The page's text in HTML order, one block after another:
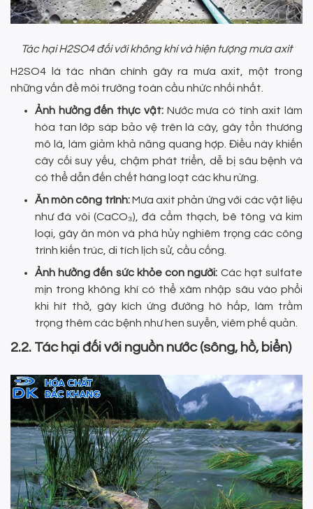
Tác hại H2SO4 đối với không khí và hiện tượng mưa axit
H2SO4 là tác nhân chính gây ra mưa axit, một trong
những vấn đề môi trường toàn cầu nhức nhối nhất.
Ảnh hưởng đến thực vật: Nước mưa có tính axit làm
hòa tan lớp sáp bảo vệ trên lá cây, gây tổn thương
mô lá, làm giảm khả năng quang hợp. Điều này khiến
cây cối suy yếu, chậm phát triển, dễ bị sâu bệnh và
có thể dẫn đến chết hàng loạt các khu rừng.
Ăn mòn công trình:Mưa axit phản ứng với các vật liệu
như đá vôi (CaCO₃), đá cẩm thạch, bê tông và kim
loại, gây ăn mòn và phá hủy nghiêm trọng các công
trình kiến trúc, di tích lịch sử, cầu cống.
Ảnh hưởng đến sức khỏe con người: Các hạt sulfate
mịn trong không khí có thể xâm nhập sâu vào phổi
khi hít thở, gây kích ứng đường hô hấp, làm trầm
trọng thêm các bệnh như hen suyễn, viêm phế quản.
2.2. Tác hại đối với nguồn nước (sông, hồ, biển)